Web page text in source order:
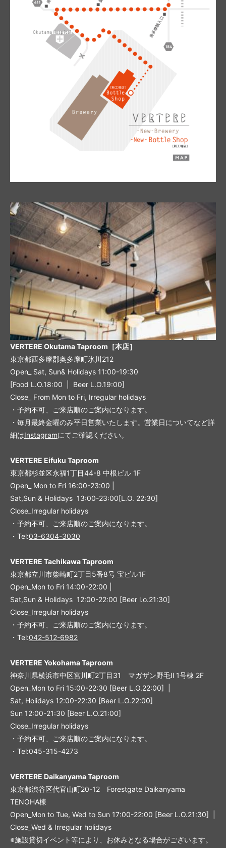
VERTERE Okutama Taproom［本店］
東京都西多摩郡奥多摩町氷川212
Open_ Sat, Sun& Holidays 11:00-19:30
[Food L.O.18:00 | Beer L.O.19:00]
Close_ From Mon to Fri, Irregular holidays
・予約不可、ご来店順のご案内になります。
・毎月最終金曜のみ平日営業いたします。営業日についてなど詳
細はInstagramにてご確認ください。
VERTERE Eifuku Taproom
東京都杉並区永福1丁目44-8 中根ビル 1F
Open_ Mon to Fri 16:00-23:00 |
Sat,Sun & Holidays 13:00-23:00[L.O. 22:30]
Close_Irregular holidays
・予約不可、ご来店順のご案内になります。
・Tel:03-6304-3030
VERTERE Tachikawa Taproom
東京都立川市柴崎町2丁目5番8号 宝ビル1F
Open_Mon to Fri 14:00-22:00 |
Sat,Sun & Holidays 12:00-22:00 [Beer l.o.21:30]
Close_Irregular holidays
・予約不可、ご来店順のご案内になります。
・Tel:042-512-6982
VERTERE Yokohama Taproom
神奈川県横浜市中区宮川町2丁目31 マガザン野毛Ⅱ 1号棟 2F
Open_Mon to Fri 15:00-22:30 [Beer L.O.22:00] |
Sat, Holidays 12:00-22:30 [Beer L.O.22:00]
Sun 12:00-21:30 [Beer L.O.21:00]
Close_Irregular holidays
・予約不可、ご来店順のご案内になります。
・Tel:045-315-4273
VERTERE Daikanyama Taproom
東京都渋谷区代官山町20-12 Forestgate Daikanyama
TENOHA棟
Open_Mon to Tue, Wed to Sun 17:00-22:00 [Beer L.O.21:30] |
Close_Wed & Irregular holidays
※施設貸切イベント等により、お休みとなる場合がございます。